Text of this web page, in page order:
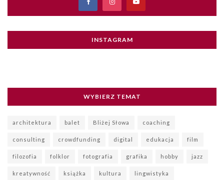
INSTAGRAM
WYBIERZ TEMAT
architektura balet Bliżej Słowa coaching
consulting crowdfunding digital edukacja film
filozofia folklor fotografia grafika hobby jazz
kreatywność książka kultura lingwistyka